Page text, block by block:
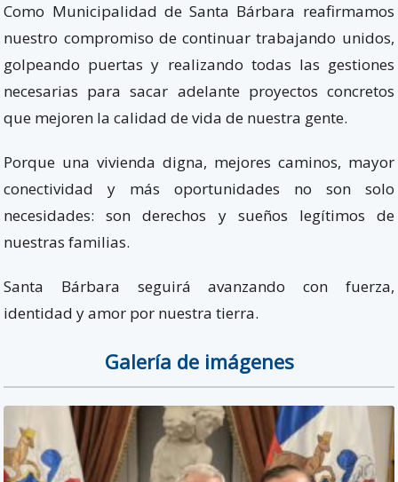
Como Municipalidad de Santa Bárbara reafirmamos
nuestro compromiso de continuar trabajando unidos,
golpeando puertas y realizando todas las gestiones
necesarias para sacar adelante proyectos concretos
que mejoren la calidad de vida de nuestra gente.
Porque una vivienda digna, mejores caminos, mayor
conectividad y más oportunidades no son solo
necesidades: son derechos y sueños legítimos de
nuestras familias.
Santa Bárbara seguirá avanzando con fuerza,
identidad y amor por nuestra tierra.